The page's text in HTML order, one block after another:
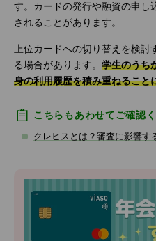
す。カードの発行や融資の申し
されることがあります。
上位カードへの切り替えを検
る場合があります。 学生のうち
身の利用履歴を積み重ねること
こちらもあわせてご確認
クレヒスとは？審査に影響す